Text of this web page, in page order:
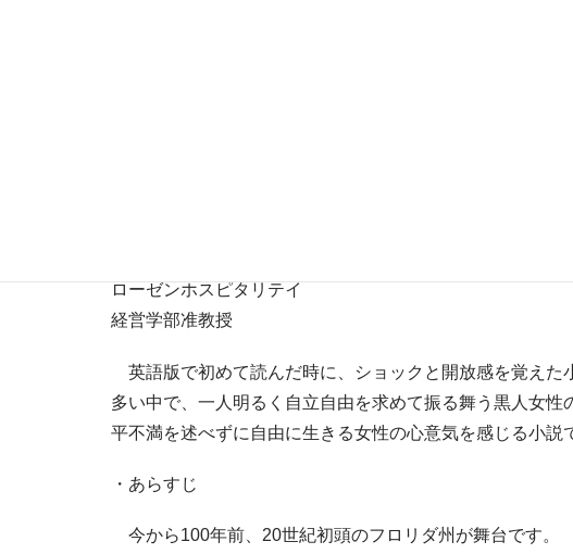
ローゼンホスピタリテイ
経営学部准教授
英語版で初めて読んだ時に、ショックと開放感を覚えた
多い中で、一人明るく自立自由を求めて振る舞う黒人女
平不満を述べずに自由に生きる女性の心意気を感じる小説
・あらすじ
今から100年前、20世紀初頭のフロリダ州が舞台です。